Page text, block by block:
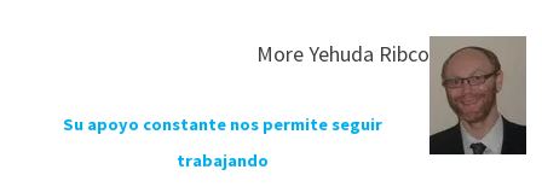
More Yehuda Ribco
Su apoyo constante nos permite seguir
trabajando